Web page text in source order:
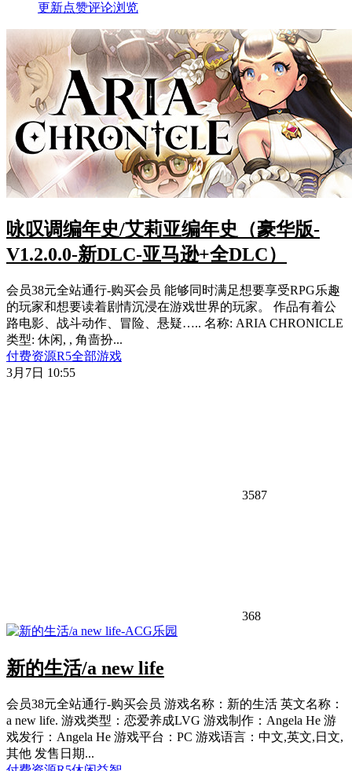
更新点赞评论浏览
咏叹调编年史/艾莉亚编年史（豪华版-
V1.2.0.0-新DLC-亚马逊+全DLC）
会员38元全站通行-购买会员 能够同时满足想要享受RPG乐趣
的玩家和想要读着剧情沉浸在游戏世界的玩家。 作品有着公
路电影、战斗动作、冒险、悬疑….. 名称: ARIA CHRONICLE
类型: 休闲, , 角啬扮...
付费资源R5全部游戏
3月7日 10:55
3587
368
新的生活/a new life
会员38元全站通行-购买会员 游戏名称：新的生活 英文名称：
a new life. 游戏类型：恋爱养成LVG 游戏制作：Angela He 游
戏发行：Angela He 游戏平台：PC 游戏语言：中文,英文,日文,
其他 发售日期...